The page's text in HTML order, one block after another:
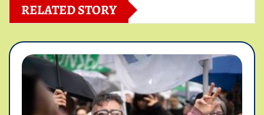
RELATED STORY